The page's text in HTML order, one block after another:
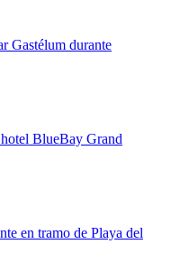
Gastélum durante
BlueBay Grand
en tramo de Playa del